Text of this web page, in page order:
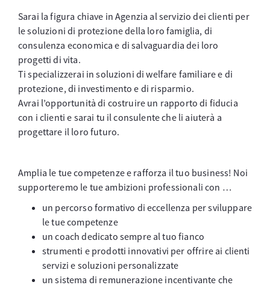
Sarai la figura chiave in Agenzia al servizio dei clienti per
le soluzioni di protezione della loro famiglia, di
consulenza economica e di salvaguardia dei loro
progetti di vita.
Ti specializzerai in soluzioni di welfare familiare e di
protezione, di investimento e di risparmio.
Avrai l’opportunità di costruire un rapporto di fiducia
con i clienti e sarai tu il consulente che li aiuterà a
progettare il loro futuro.
Amplia le tue competenze e rafforza il tuo business! Noi
supporteremo le tue ambizioni professionali con …
un percorso formativo di eccellenza per sviluppare
le tue competenze
un coach dedicato sempre al tuo fianco
strumenti e prodotti innovativi per offrire ai clienti
servizi e soluzioni personalizzate
un sistema di remunerazione incentivante che